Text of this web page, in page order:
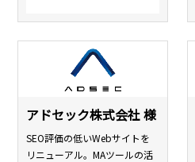
アドセック株式会社 様
SEO評価の低いWebサイトを
リニューアル。MAツールの活